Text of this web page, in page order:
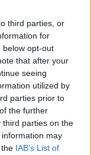
third parties, or
for
below opt-out
that after your
seeing
utilized by
parties prior to
the further
third parties on the
information may
IAB’s List of
φυλακές
συμμορίες